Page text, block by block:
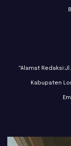
"Alamat
Kabupaten